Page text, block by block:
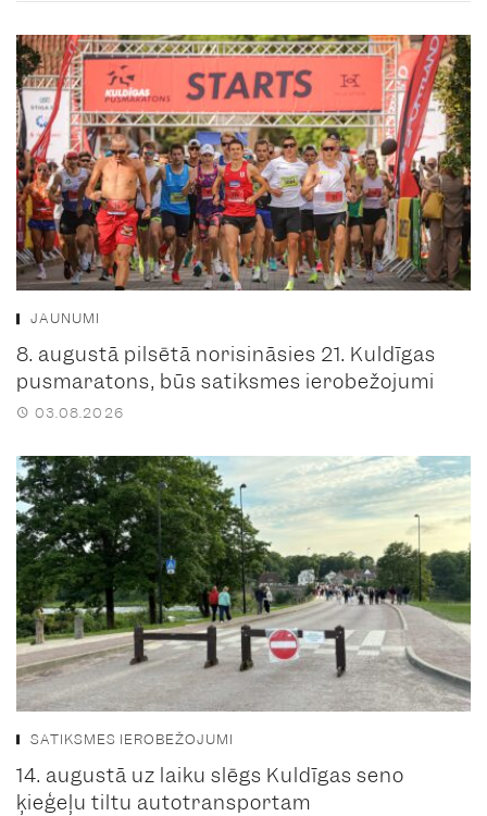
JAUNUMI
8. augustā pilsētā norisināsies 21. Kuldīgas
pusmaratons, būs satiksmes ierobežojumi
03.08.2026
SATIKSMES IEROBEŽOJUMI
14. augustā uz laiku slēgs Kuldīgas seno
ķieģeļu tiltu autotransportam